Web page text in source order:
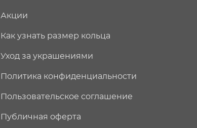
Акции
Как узнать размер кольца
Уход за украшениями
Политика конфиденциальности
Пользовательское соглашение
Публичная оферта